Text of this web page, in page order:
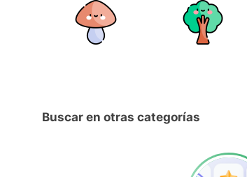
Buscar en otras categorías